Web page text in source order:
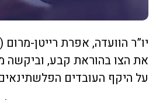
יו”ר הוועדה, אפרת רייטן-
את הצו בהוראת קבע, וביקשה
על היקף העובדים